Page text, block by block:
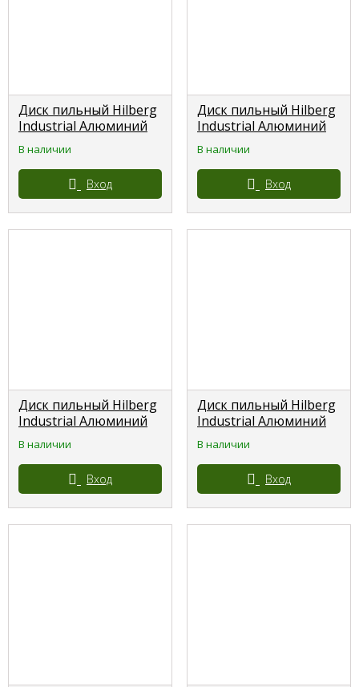
Диск пильный Hilberg
Industrial Алюминий
180*20*60 зубьев
HILBERG
В наличии
Вход
Диск пильный Hilberg
Industrial Алюминий
185*30/20*60 зубьев
HILBERG
В наличии
Вход
Диск пильный Hilberg
Industrial Алюминий
190*30/20*64 зуба
HILBERG HILBERG
В наличии
Вход
Диск пильный Hilberg
Industrial Алюминий
200*30*80 зубьев
HILBERG
В наличии
Вход